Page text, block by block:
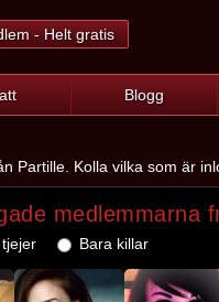
- Helt gratis
Blogg
Partille. Kolla vilka som är
medlemmarna
Bara killar